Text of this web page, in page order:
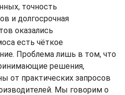
точность
и долгосрочная
оказались
есть чёткое
Проблема лишь в том, что
решения,
от практических запросов
Мы говорим о